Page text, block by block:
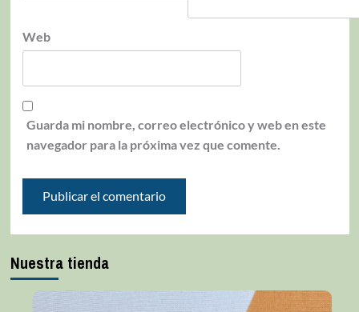
Web
Guarda mi nombre, correo electrónico y web en este
navegador para la próxima vez que comente.
Nuestra tienda